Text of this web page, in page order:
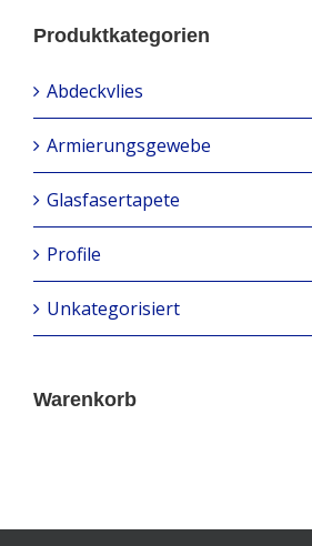
Produktkategorien
Abdeckvlies
Armierungsgewebe
Glasfasertapete
Profile
Unkategorisiert
Warenkorb